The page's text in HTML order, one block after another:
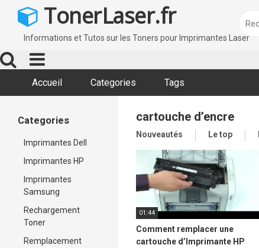
TonerLaser.fr
Informations et Tutos sur les Toners pour Imprimantes Laser
Accueil Categories Tags
Categories
Imprimantes Dell
Imprimantes HP
Imprimantes
Samsung
Rechargement
Toner
Remplacement
cartouche d’encre
Nouveautés Le top
01:44
Comment remplacer une
cartouche d’Imprimante HP